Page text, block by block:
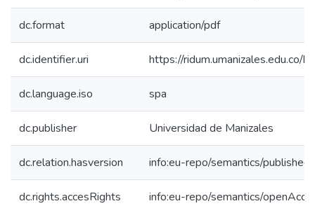
dc.format application/pdf
dc.identifier.uri https://
dc.language.iso spa
dc.publisher Universidad de Manizales
dc.relation.hasversion info:eu-repo/semantics/
dc.rights.accesRights info:eu-repo/semantics/